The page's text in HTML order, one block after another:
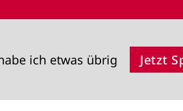
ich etwas übrig Jetzt